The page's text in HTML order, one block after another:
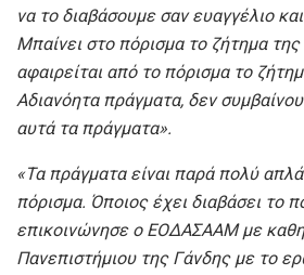
να το διαβάσουμε σαν ευαγγέλιο
Μπαίνει στο πόρισμα το ζήτημα
αφαιρείται από το πόρισμα το
Αδιανόητα πράγματα, δεν
αυτά τα πράγματα».
«Τα πράγματα είναι παρά πολύ απλά
πόρισμα. Όποιος έχει διαβάσει το
επικοινώνησε ο ΕΟΔΑΣΑΑΜ με
Πανεπιστήμιου της Γάνδης με το